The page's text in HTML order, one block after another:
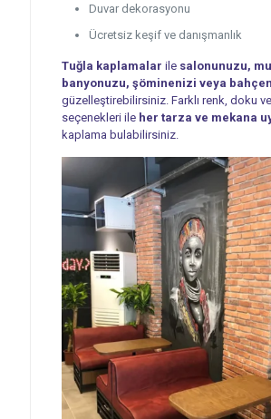
Duvar dekorasyonu
Ücretsiz keşif ve danışmanlık
Tuğla kaplamalar ile salonunuzu,
banyonuzu, şöminenizi veya
güzelleştirebilirsiniz. Farklı renk, doku
seçenekleri ile her tarza ve mekana
kaplama bulabilirsiniz.